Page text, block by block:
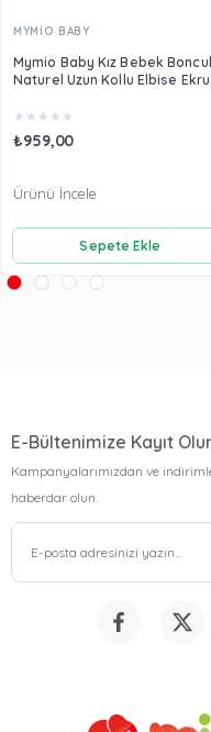
MYMİO BABY
Mymio Baby Kız Bebek
Naturel Uzun Kollu Elbise Ekru
★ ★ ★ ★ ★
₺959,00
Sepete Ekle
Ürünü İncele
E-Bültenimize Kayıt
Kampanyalarımızdan ve
haberdar olun.